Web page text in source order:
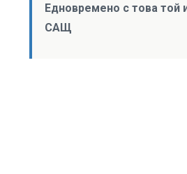
Едновремено с това той
САЩ